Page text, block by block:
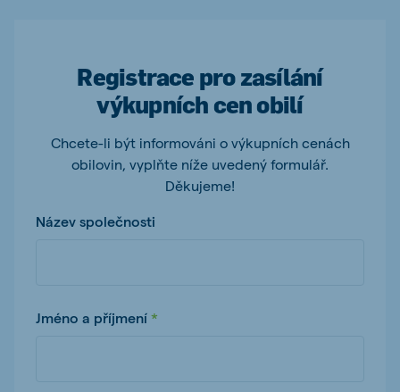
Registrace pro zasílání
výkupních cen obilí
Chcete-li být informováni o výkupních cenách
obilovin, vyplňte níže uvedený formulář.
Děkujeme!
Název společnosti
Jméno a příjmení